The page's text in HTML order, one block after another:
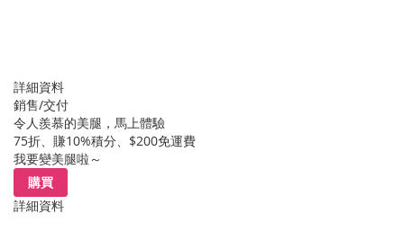
詳細資料
銷售/交付
令人羨慕的美腿，馬上體驗
75折、賺10%積分、$200免運費
我要變美腿啦～
購買
詳細資料